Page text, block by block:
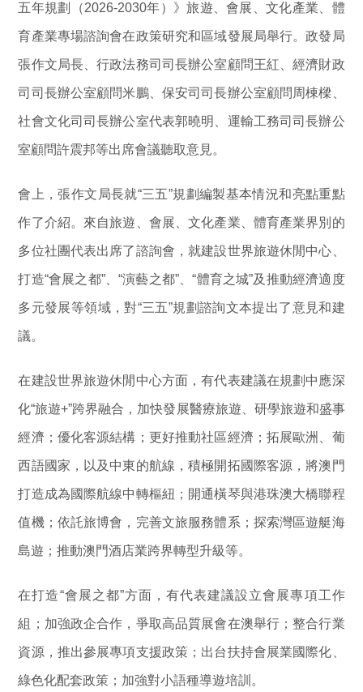
五年規劃（2026-2030年）》旅遊、會展、文化產業、體
育產業專場諮詢會在政策研究和區域發展局舉行。政發局
張作文局長、行政法務司司長辦公室顧問王紅、經濟財政
司司長辦公室顧問米鵬、保安司司長辦公室顧問周棟樑、
社會文化司司長辦公室代表郭曉明、運輸工務司司長辦公
室顧問許震邦等出席會議聽取意見。
會上，張作文局長就“三五”規劃編製基本情況和亮點重點
作了介紹。來自旅遊、會展、文化產業、體育產業界別的
多位社團代表出席了諮詢會，就建設世界旅遊休閒中心、
打造“會展之都”、“演藝之都”、“體育之城”及推動經濟適度
多元發展等領域，對“三五”規劃諮詢文本提出了意見和建
議。
在建設世界旅遊休閒中心方面，有代表建議在規劃中應深
化“旅遊+”跨界融合，加快發展醫療旅遊、研學旅遊和盛事
經濟；優化客源結構；更好推動社區經濟；拓展歐洲、葡
西語國家，以及中東的航線，積極開拓國際客源，將澳門
打造成為國際航線中轉樞紐；開通橫琴與港珠澳大橋聯程
值機；依託旅博會，完善文旅服務體系；探索灣區遊艇海
島遊；推動澳門酒店業跨界轉型升級等。
在打造“會展之都”方面，有代表建議設立會展專項工作
組；加強政企合作，爭取高品質展會在澳舉行；整合行業
資源，推出參展專項支援政策；出台扶持會展業國際化、
綠色化配套政策；加強對小語種導遊培訓。